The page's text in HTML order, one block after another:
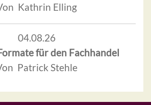
Kathrin Elling
04.08.26
für den Fachhandel
Patrick Stehle